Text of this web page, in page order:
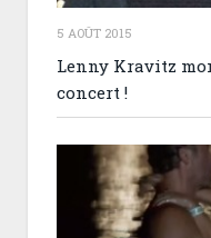
5 AOÛT 2015
Lenny Kravitz
concert !